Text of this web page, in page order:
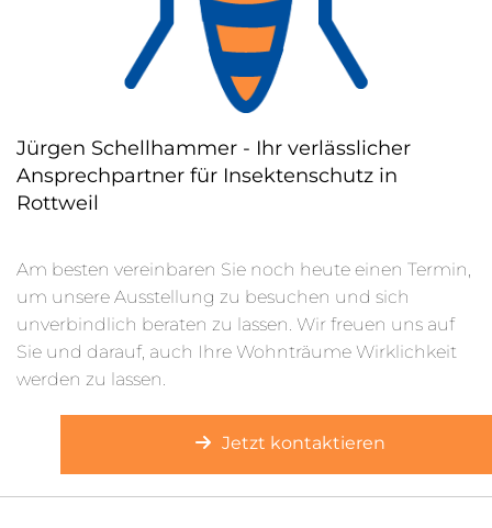
Jürgen Schellhammer - Ihr verlässlicher
Ansprechpartner für Insektenschutz in
Rottweil
Am besten vereinbaren Sie noch heute einen Termin,
um unsere Ausstellung zu besuchen und sich
unverbindlich beraten zu lassen. Wir freuen uns auf
Sie und darauf, auch Ihre Wohnträume Wirklichkeit
werden zu lassen.
Jetzt kontaktieren